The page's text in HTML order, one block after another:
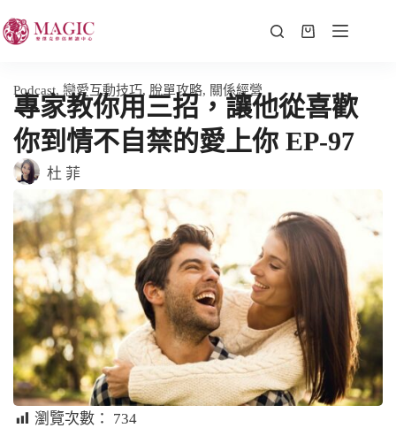
Podcast, 戀愛互動技巧, 脫單攻略, 關係經營
專家教你用三招，讓他從喜歡
你到情不自禁的愛上你 EP-97
杜 菲
瀏覽次數： 734